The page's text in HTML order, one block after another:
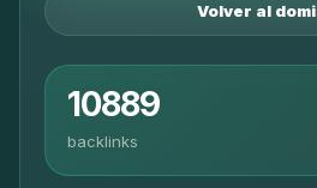
Volver al
10889
backlinks